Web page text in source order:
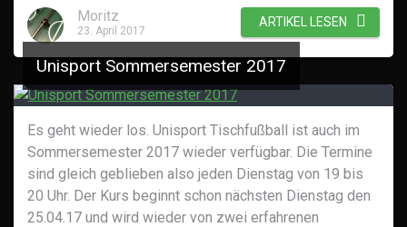
ARTIKEL LESEN
Moritz
23. April 2017
Unisport Sommersemester 2017
Es geht wieder los. Unisport Tischfußball ist auch im
Sommersemester 2017 wieder verfügbar. Die Termine
sind gleich geblieben also jeden Dienstag von 19 bis
20 Uhr. Der Kurs beginnt schon nächsten Dienstag den
25.04.17 und wird wieder von zwei erfahrenen